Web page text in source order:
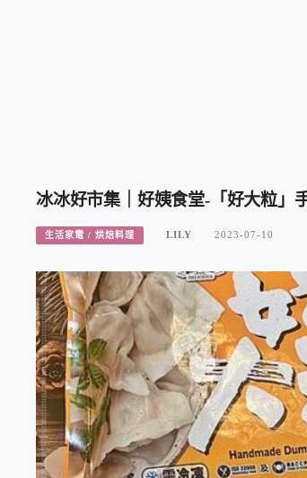
冰冰好市集｜好姨食堂-「好大粒」
生活家電 / 烘焙料理 LILY 2023-07-10